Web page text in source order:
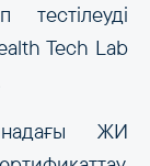
Tech Lab
ЖИ